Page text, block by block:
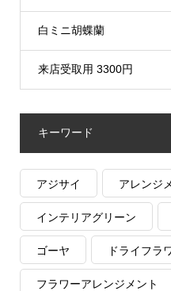
白ミニ胡蝶蘭
来店受取用 3300円
キーワード
アジサイ アレンジ
インテリアグリーン
ゴーヤ ドライフラ
フラワーアレンジメント